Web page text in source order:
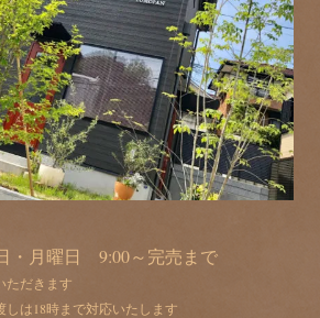
・月曜日 9:00～完売まで
ただきます
は18時まで対応いたします